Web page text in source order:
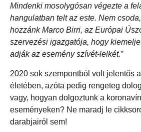
Mindenki mosolygósan végezte a
hangulatban telt az este. Nem
hozzánk Marco Birri, az Európai
szervezési igazgatója, hogy
adják az esemény szívét-lelkét.”
2020 sok szempontból volt jelentős
életében, azóta pedig rengeteg
vagy, hogyan dolgoztunk a
eseményeken? Ne maradj le
darabjairól sem!